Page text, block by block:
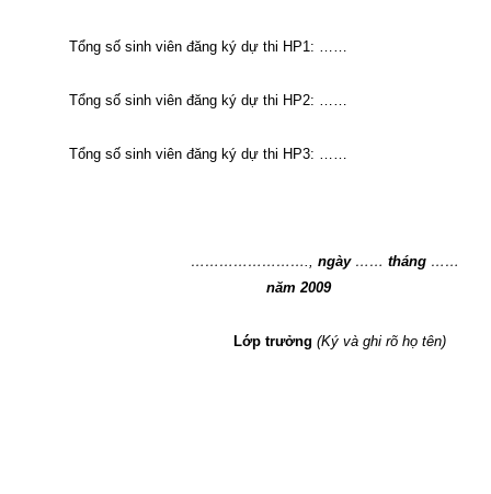
Tổng số sinh viên đăng ký dự thi HP1: ……
Tổng số sinh viên đăng ký dự thi HP2: ……
Tổng số sinh viên đăng ký dự thi HP3: ……
……………………., ngày …… tháng ……
năm 2009
Lớp trưởng (Ký và ghi rõ họ tên)